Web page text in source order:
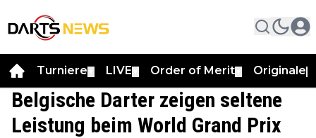
Turniere LIVE Order of Merit Originale
Belgische Darter zeigen seltene
Leistung beim World Grand Prix